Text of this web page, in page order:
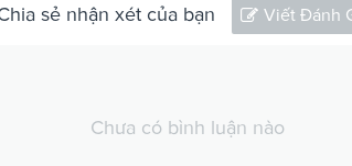
sẻ nhận xét của bạn Viết Đánh
Chưa có bình luận nào